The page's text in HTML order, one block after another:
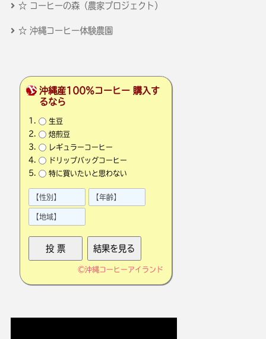
☆ コーヒーの森（農家プロジェクト）
☆ 沖縄コーヒー体験農園
沖縄産100％コーヒー 購入す
るなら
生豆
焙煎豆
レギュラーコーヒー
ドリップバッグコーヒー
特に買いたいと思わない
©沖縄コーヒーアイランド